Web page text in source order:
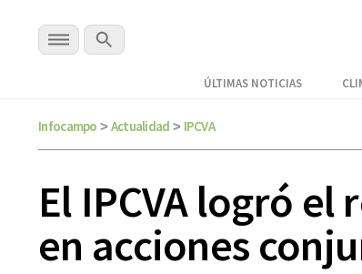
ÚLTIMAS NOTICIAS
Infocampo > Actualidad > IPCVA
El IPCVA logró el
en acciones